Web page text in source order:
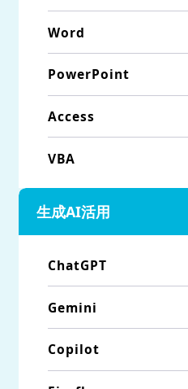
Word
PowerPoint
Access
VBA
生成AI活用
ChatGPT
Gemini
Copilot